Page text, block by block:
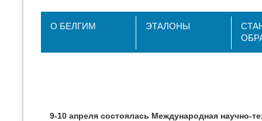
О БЕЛГИМ ЭТАЛОНЫ
9-10 апреля состоялась Международная научно-